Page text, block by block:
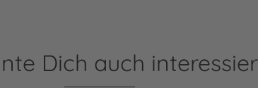
Dich auch